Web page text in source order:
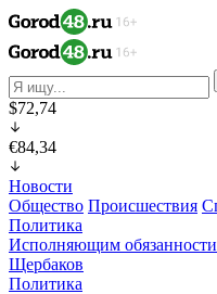
$72,74
€84,34
Новости
Общество Происшествия
Политика
Исполняющим
Щербаков
Политика